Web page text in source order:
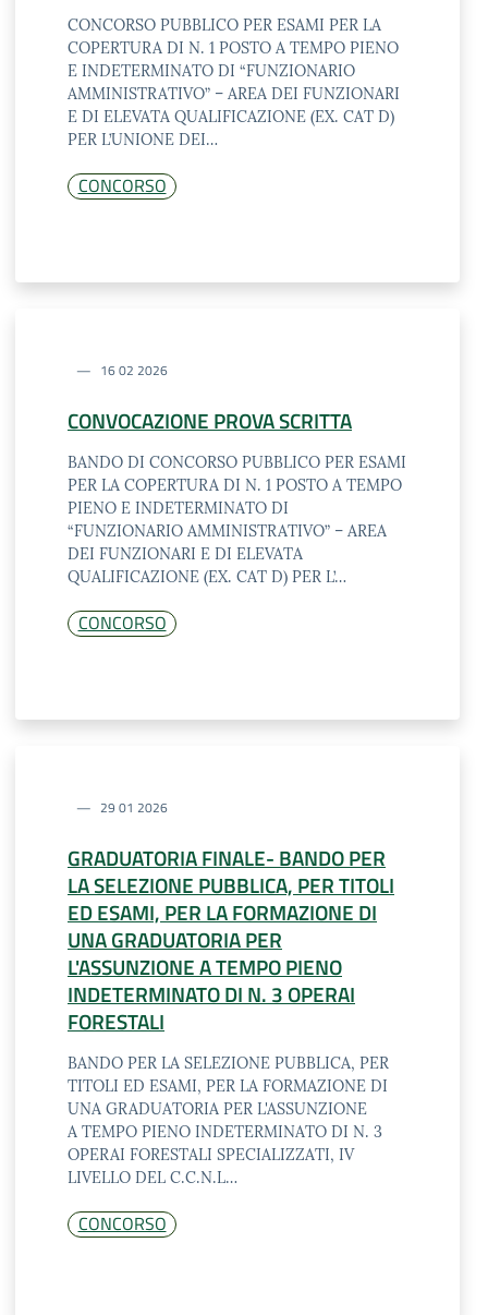
CONCORSO PUBBLICO PER ESAMI PER LA
COPERTURA DI N. 1 POSTO A TEMPO PIENO
E INDETERMINATO DI “FUNZIONARIO
AMMINISTRATIVO” – AREA DEI FUNZIONARI
E DI ELEVATA QUALIFICAZIONE (EX. CAT D)
PER L’UNIONE DEI…
CONCORSO
16 02 2026
CONVOCAZIONE PROVA SCRITTA
BANDO DI CONCORSO PUBBLICO PER ESAMI
PER LA COPERTURA DI N. 1 POSTO A TEMPO
PIENO E INDETERMINATO DI
“FUNZIONARIO AMMINISTRATIVO” – AREA
DEI FUNZIONARI E DI ELEVATA
QUALIFICAZIONE (EX. CAT D) PER L’…
CONCORSO
29 01 2026
GRADUATORIA FINALE- BANDO PER
LA SELEZIONE PUBBLICA, PER TITOLI
ED ESAMI, PER LA FORMAZIONE DI
UNA GRADUATORIA PER
L'ASSUNZIONE A TEMPO PIENO
INDETERMINATO DI N. 3 OPERAI
FORESTALI
BANDO PER LA SELEZIONE PUBBLICA, PER
TITOLI ED ESAMI, PER LA FORMAZIONE DI
UNA GRADUATORIA PER L'ASSUNZIONE
A TEMPO PIENO INDETERMINATO DI N. 3
OPERAI FORESTALI SPECIALIZZATI, IV
LIVELLO DEL C.C.N.L…
CONCORSO